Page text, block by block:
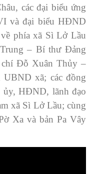
các đại biểu ứng
và đại biểu HĐND
phía xã Sì Lở Lầu
– Bí thư Đảng
Đỗ Xuân Thủy –
xã; các đồng
ủy, HĐND, lãnh đạo
xã Sì Lở Lầu; cùng
Xa và bản Pa Vây